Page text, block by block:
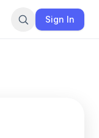
Sign In